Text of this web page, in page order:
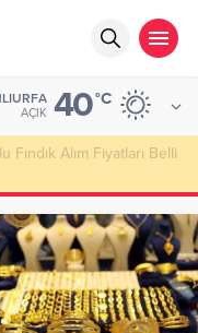
AÇIK 40°C
4 Bin 898 Kişiye Sıcak